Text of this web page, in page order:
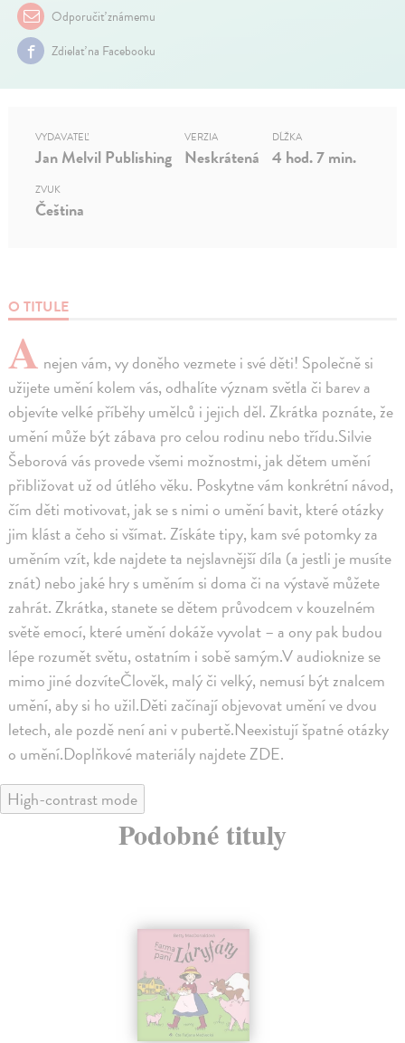
Odporučiť známemu
Zdielať na Facebooku
O TITULE
A nejen vám, vy doněho vezmete i své děti! Společně si
užijete umění kolem vás, odhalíte význam světla či barev a
objevíte velké příběhy umělců i jejich děl. Zkrátka poznáte, že
umění může být zábava pro celou rodinu nebo třídu.Silvie
Šeborová vás provede všemi možnostmi, jak dětem umění
přibližovat už od útlého věku. Poskytne vám konkrétní návod,
čím děti motivovat, jak se s nimi o umění bavit, které otázky
jim klást a čeho si všímat. Získáte tipy, kam své potomky za
uměním vzít, kde najdete ta nejslavnější díla (a jestli je musíte
znát) nebo jaké hry s uměním si doma či na výstavě můžete
zahrát. Zkrátka, stanete se dětem průvodcem v kouzelném
světě emocí, které umění dokáže vyvolat – a ony pak budou
lépe rozumět světu, ostatním i sobě samým.V audioknize se
mimo jiné dozvíteČlověk, malý či velký, nemusí být znalcem
umění, aby si ho užil.Děti začínají objevovat umění ve dvou
letech, ale pozdě není ani v pubertě.Neexistují špatné otázky
o umění.Doplňkové materiály najdete ZDE.
VYDAVATEĽ
Jan Melvil Publishing
VERZIA
Neskrátená
DĹŽKA
4 hod. 7 min.
ZVUK
Čeština
High-contrast mode
Podobné tituly